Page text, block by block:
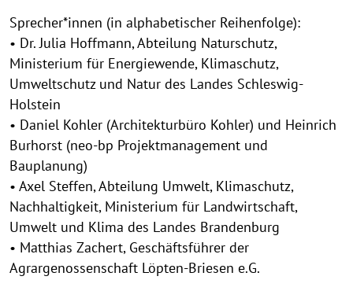
Sprecher*innen (in alphabetischer Reihenfolge):
• Dr. Julia Hoffmann, Abteilung Naturschutz,
Ministerium für Energiewende, Klimaschutz,
Umweltschutz und Natur des Landes Schleswig-
Holstein
• Daniel Kohler (Architekturbüro Kohler) und Heinrich
Burhorst (neo-bp Projektmanagement und
Bauplanung)
• Axel Steffen, Abteilung Umwelt, Klimaschutz,
Nachhaltigkeit, Ministerium für Landwirtschaft,
Umwelt und Klima des Landes Brandenburg
• Matthias Zachert, Geschäftsführer der
Agrargenossenschaft Löpten-Briesen e.G.